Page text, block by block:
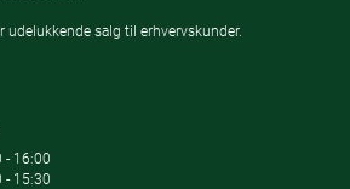
udelukkende salg til erhvervskunder.
- 16:00
- 15:30